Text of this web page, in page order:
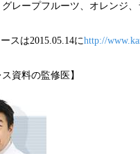
グレープフルーツ、オレンジ
スは2015.05.14にhttp://
ス資料の監修医】